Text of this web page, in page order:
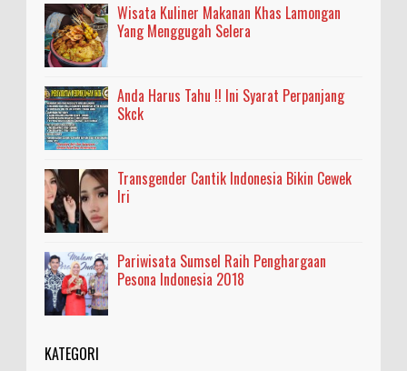
Wisata Kuliner Makanan Khas Lamongan
Yang Menggugah Selera
Anda Harus Tahu !! Ini Syarat Perpanjang
Skck
Transgender Cantik Indonesia Bikin Cewek
Iri
Pariwisata Sumsel Raih Penghargaan
Pesona Indonesia 2018
KATEGORI